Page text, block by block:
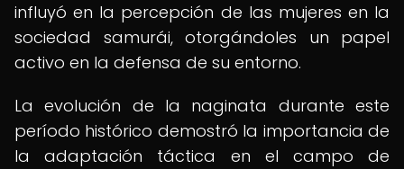
influyó en la percepción de las mujeres en la
sociedad samurái, otorgándoles un papel
activo en la defensa de su entorno.
La evolución de la naginata durante este
período histórico demostró la importancia de
la adaptación táctica en el campo de